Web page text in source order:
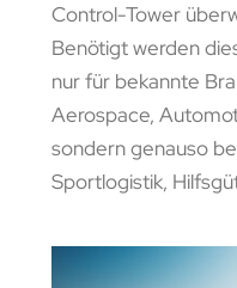
Control-Tower
Benötigt werden
nur für bekannte
Aerospace,
sondern genauso
Sportlogistik,